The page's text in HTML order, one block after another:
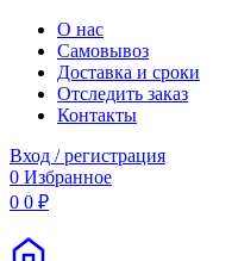
О нас
Самовывоз
Доставка и сроки
Отследить заказ
Контакты
Вход / регистрация
0 Избранное
0 0 ₽